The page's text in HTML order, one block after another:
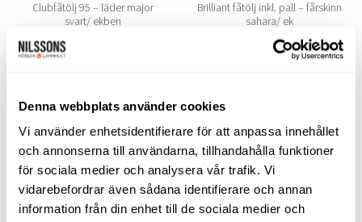
Denna webbplats använder cookies
Vi använder enhetsidentifierare för att anpassa innehållet
och annonserna till användarna, tillhandahålla funktioner
för sociala medier och analysera vår trafik. Vi
vidarebefordrar även sådana identifierare och annan
information från din enhet till de sociala medier och
Clubfåtölj 95 – läder major
svart/ ekben
Above Möbel
Brilliant fåtölj inkl. pall – fårskinn
sahara/ ek
Above Möbel
16.495kr
SORTIMENT